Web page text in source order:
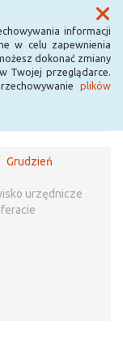
informacji
w celu zapewnienia
dokonać zmiany
Twojej przeglądarce.
plików
Menu
Grudzień
urzędnicze